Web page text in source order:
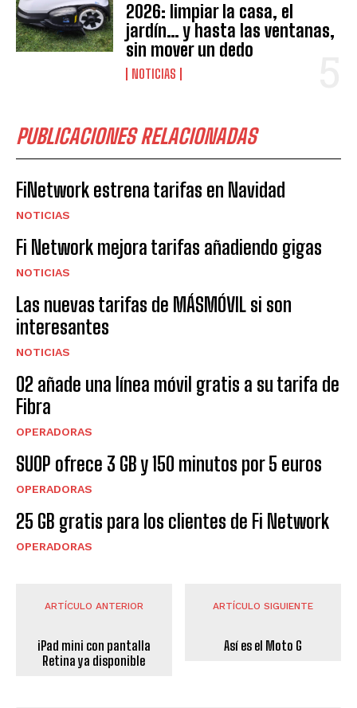
2026: limpiar la casa, el
jardín… y hasta las ventanas,
sin mover un dedo
NOTICIAS
PUBLICACIONES RELACIONADAS
FiNetwork estrena tarifas en Navidad
NOTICIAS
Fi Network mejora tarifas añadiendo gigas
NOTICIAS
Las nuevas tarifas de MÁSMÓVIL si son
interesantes
NOTICIAS
O2 añade una línea móvil gratis a su tarifa de
Fibra
OPERADORAS
SUOP ofrece 3 GB y 150 minutos por 5 euros
OPERADORAS
25 GB gratis para los clientes de Fi Network
OPERADORAS
ARTÍCULO ANTERIOR
iPad mini con pantalla
Retina ya disponible
ARTÍCULO SIGUIENTE
Así es el Moto G